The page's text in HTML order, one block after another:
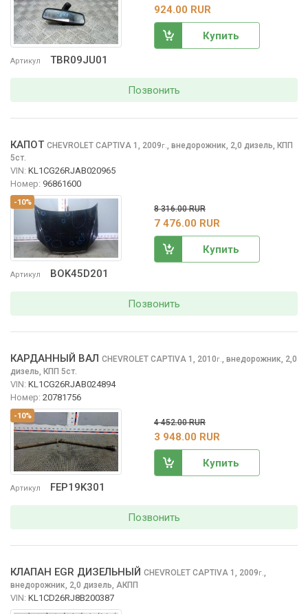
Артикул TBR09JU01
924.00 RUR
Купить
Позвонить
-10%
Артикул BOK45D201
КАПОТ CHEVROLET CAPTIVA 1, 2009г., внедорожник, 2,0 дизель, КПП
5ст.
VIN: KL1CG26RJAB020965
Номер: 96861600
8 316.00 RUR
7 476.00 RUR
Купить
Позвонить
-10%
Артикул FEP19K301
КАРДАННЫЙ ВАЛ CHEVROLET CAPTIVA 1, 2010г., внедорожник, 2,0
дизель, КПП 5ст.
VIN: KL1CG26RJAB024894
Номер: 20781756
4 452.00 RUR
3 948.00 RUR
Купить
Позвонить
КЛАПАН EGR ДИЗЕЛЬНЫЙ CHEVROLET CAPTIVA 1, 2009г.,
внедорожник, 2,0 дизель, АКПП
VIN: KL1CD26RJ8B200387